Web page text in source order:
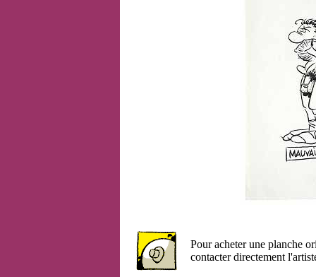
Pour acheter une planche
contacter directement